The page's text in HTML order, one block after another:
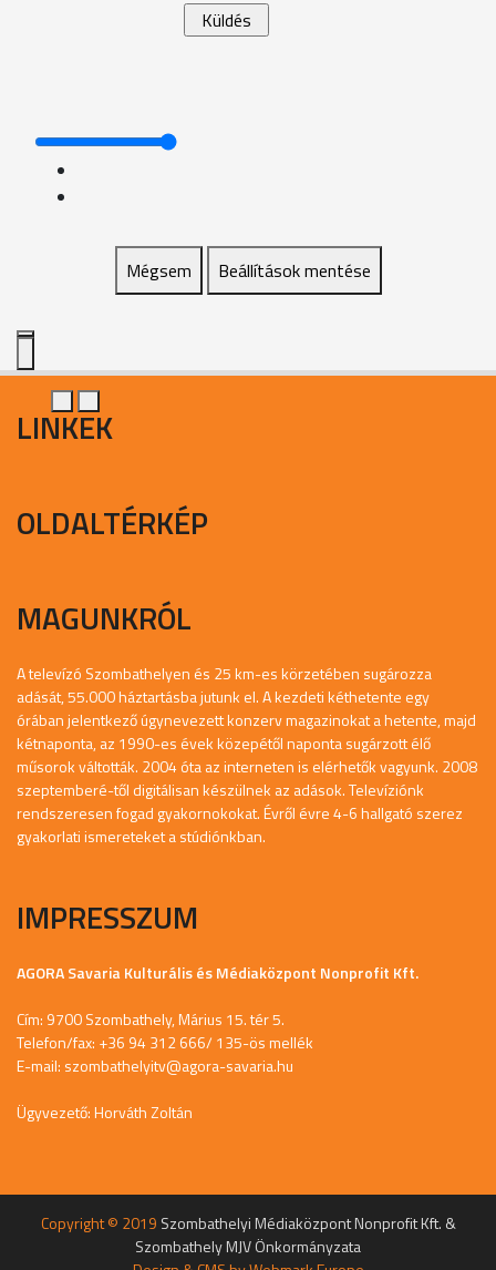
Mégsem Beállítások mentése
LINKEK
OLDALTÉRKÉP
MAGUNKRÓL
A televízó Szombathelyen és 25 km-es körzetében sugározza
adását, 55.000 háztartásba jutunk el. A kezdeti kéthetente egy
órában jelentkező úgynevezett konzerv magazinokat a hetente, majd
kétnaponta, az 1990-es évek közepétől naponta sugárzott élő
műsorok váltották. 2004 óta az interneten is elérhetők vagyunk. 2008
szeptemberé-től digitálisan készülnek az adások. Televíziónk
rendszeresen fogad gyakornokokat. Évről évre 4-6 hallgató szerez
gyakorlati ismereteket a stúdiónkban.
IMPRESSZUM
AGORA Savaria Kulturális és Médiaközpont Nonprofit Kft.
Cím: 9700 Szombathely, Márius 15. tér 5.
Telefon/fax: +36 94 312 666/ 135-ös mellék
E-mail: szombathelyitv@agora-savaria.hu
Ügyvezető: Horváth Zoltán
Copyright © 2019 Szombathelyi Médiaközpont Nonprofit Kft. &
Szombathely MJV Önkormányzata